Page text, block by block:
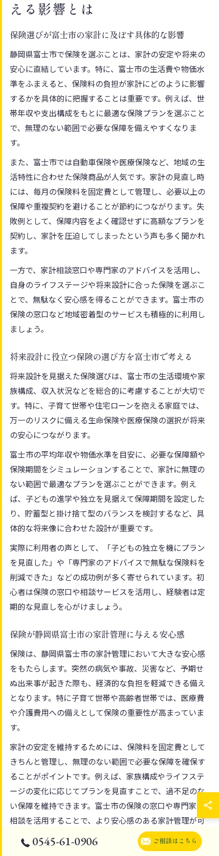
える影響とは
保険選びが富士市の家計に及ぼす具体的な影響
静岡県富士市で保険を選ぶことは、家計の安定や将来の
安心に直結しています。特に、富士市の生活費や物価水
準をふまえると、保険料の負担が家計にどのように影響
するかを具体的に把握することは重要です。例えば、世
帯年収や支出構成をもとに最適な保険プランを選ぶこと
で、無理のない範囲で必要な保障を備えやすくなりま
す。
また、富士市では自動車保険や医療保険など、地域の生
活特性に合わせた保険商品が人気です。家計の見直し時
には、毎月の保険料を固定費として管理し、必要以上の
保障や重複契約を避けることが節約につながります。失
敗例として、保障内容をよく確認せずに高額なプランを
契約し、家計を圧迫してしまったという声も多く聞かれ
ます。
一方で、家計相談窓口や専門家のアドバイスを活用し、
自身のライフステージや将来設計に合った保険を選ぶこ
とで、無駄なく安心感を得ることができます。富士市の
保険の窓口など地域密着型のサービスも積極的に利用し
ましょう。
将来設計に役立つ保険の選び方を富士市で考える
将来設計を見据えた保険選びは、富士市の生活環境や家
族構成、収入状況などを総合的に考慮することが大切で
す。特に、子育て世帯や住宅ローンを抱える家庭では、
万一のリスクに備える生命保険や医療保険の選択が将来
の安心につながります。
富士市の平均年収や物価水準を目安に、必要な保障額や
保険期間をシミュレーションすることで、家計に無理の
ない範囲で最適なプランを選ぶことができます。例え
ば、子どもの進学や独立を見据えて保障期間を設定した
り、貯蓄型と掛け捨て型のバランスを検討するなど、具
体的な将来像に合わせた設計が重要です。
実際に利用者の声として、「子どもの独立を機にプラン
を見直した」や「専門家のアドバイスで無駄な保険料を
削減できた」などの成功例が多く寄せられています。初
心者は保険の窓口や相談サービスを活用し、経験者は定
期的な見直しを心がけましょう。
保険が静岡県富士市の家計管理に与える安心感
保険は、静岡県富士市の家計管理において大きな安心感
をもたらします。突然の病気や事故、災害など、予期せ
ぬ出来事が起きた際も、経済的な負担を軽減できる備え
となります。特に子育て世帯や高齢者世帯では、医療費
や介護費用への備えとして保険の重要性が高まっていま
す。
家計の安定を維持するためには、保険料を固定費として
きちんと管理し、無理のない範囲で必要な保障を確保す
ることがポイントです。例えば、家族構成やライフステ
ージの変化に応じてプランを見直すことで、過不足のな
い保障を維持できます。富士市の保険の窓口や専門家の
相談を活用することで、より安心感のある家計管理が可
能になります。
0545-61-0906 ご相談はこちら